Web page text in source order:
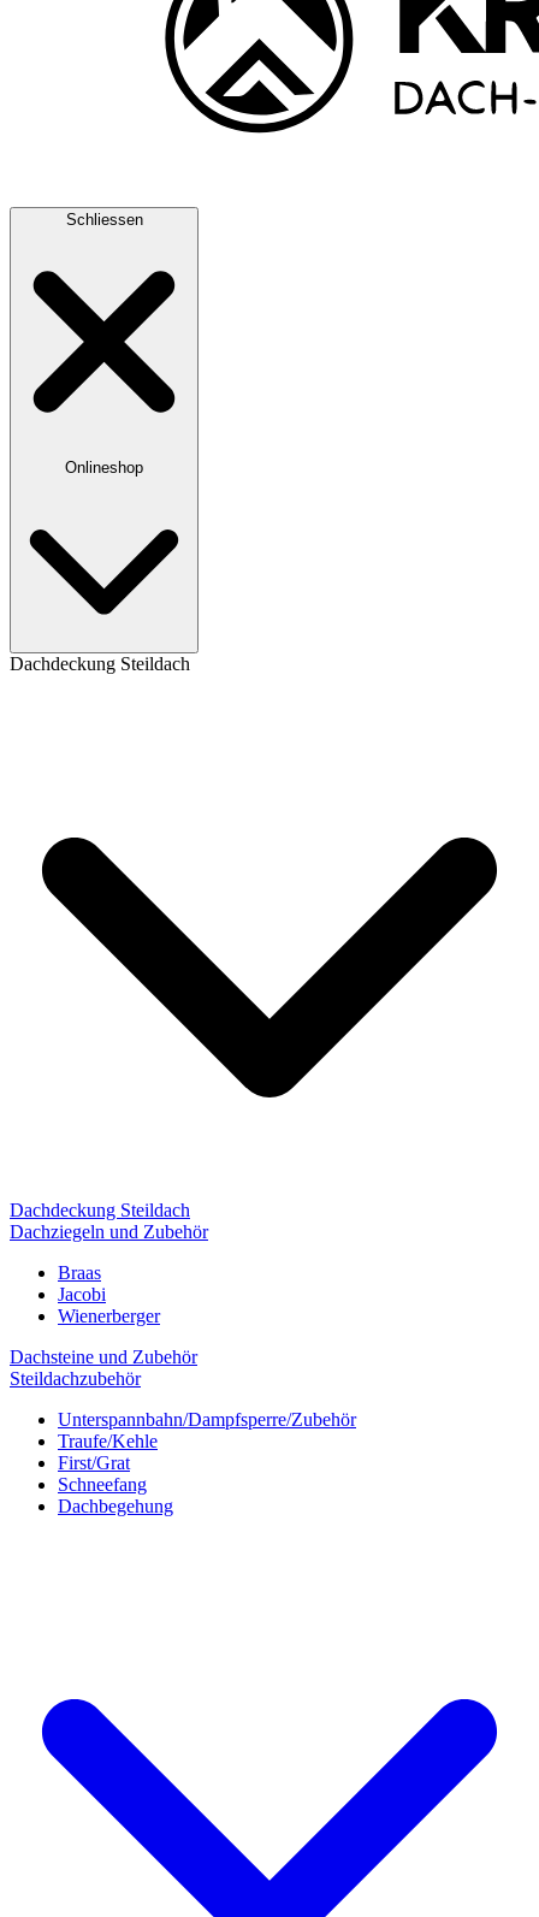
Schliessen
Onlineshop
Dachdeckung Steildach
Dachdeckung Steildach
Dachziegeln und Zubehör
Braas
Jacobi
Wienerberger
Dachsteine und Zubehör
Steildachzubehör
Unterspannbahn/Dampfsperre/Zubehör
Traufe/Kehle
First/Grat
Schneefang
Dachbegehung